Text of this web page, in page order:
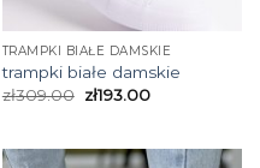
TRAMPKI BIAŁE DAMSKIE
trampki białe damskie
zł309.00 zł193.00